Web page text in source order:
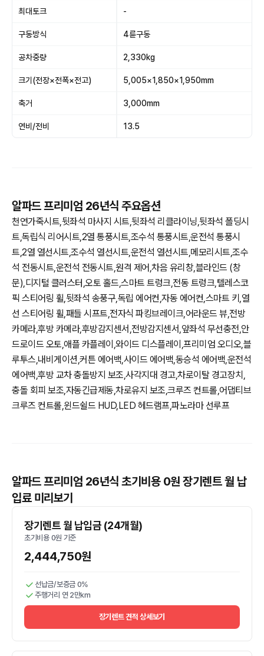
최대토크 -
구동방식 4륜구동
공차중량 2,330kg
크기(전장×전폭×전고) 5,005×1,850×1,950mm
축거 3,000mm
연비/전비 13.5
알파드 프리미엄 26년식 주요옵션
천연가죽시트,뒷좌석 마사지 시트,뒷좌석 리클라이닝,뒷좌석 폴딩시
트,독립식 리어시트,2열 통풍시트,조수석 통풍시트,운전석 통풍시
트,2열 열선시트,조수석 열선시트,운전석 열선시트,메모리시트,조수
석 전동시트,운전석 전동시트,원격 제어,차음 유리창,블라인드 (창
문),디지털 클러스터,오토 홀드,스마트 트렁크,전동 트렁크,텔레스코
픽 스티어링 휠,뒷좌석 송풍구,독립 에어컨,자동 에어컨,스마트 키,열
선 스티어링 휠,패들 시프트,전자식 파킹브레이크,어라운드 뷰,전방
카메라,후방 카메라,후방감지센서,전방감지센서,앞좌석 무선충전,안
드로이드 오토,애플 카플레이,와이드 디스플레이,프리미엄 오디오,블
루투스,내비게이션,커튼 에어백,사이드 에어백,동승석 에어백,운전석
에어백,후방 교차 충돌방지 보조,사각지대 경고,차로이탈 경고장치,
충돌 회피 보조,자동긴급제동,차로유지 보조,크루즈 컨트롤,어댑티브
크루즈 컨트롤,윈드쉴드 HUD,LED 헤드램프,파노라마 선루프
알파드 프리미엄 26년식 초기비용 0원 장기렌트 월 납
입료 미리보기
장기렌트 월 납입금 (24개월)
초기비용 0원 기준
2,444,750원
선납금/보증금 0%
주행거리 연 2만km
장기렌트 견적 상세보기